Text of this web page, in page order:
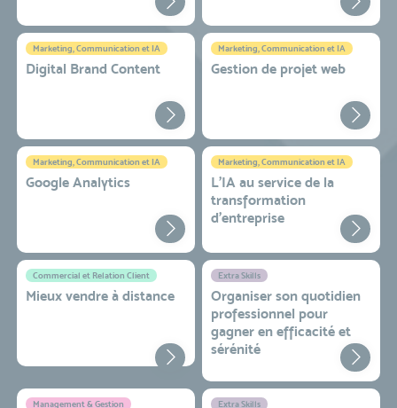
Marketing, Communication et IA
Digital Brand Content
Marketing, Communication et IA
Gestion de projet web
Marketing, Communication et IA
Google Analytics
Marketing, Communication et IA
L'IA au service de la
transformation
d'entreprise
Commercial et Relation Client
Mieux vendre à distance
Extra Skills
Organiser son quotidien
professionnel pour
gagner en efficacité et
sérénité
Management & Gestion Extra Skills